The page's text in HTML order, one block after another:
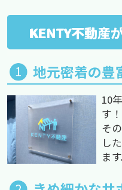
KENTY不動産
地元密着の豊
10
す！
そ
し
ます